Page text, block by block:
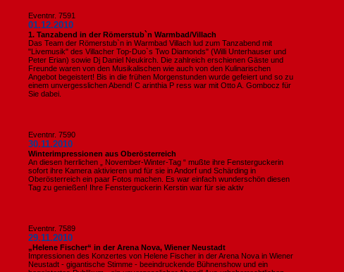
Eventnr. 7591
01.12.2010
1. Tanzabend in der Römerstub`n Warmbad/Villach
Das Team der Römerstub`n in Warmbad Villach lud zum Tanzabend mit
"Livemusik" des Villacher Top-Duo`s Two Diamonds" (Willi Unterhauser und
Peter Erian) sowie Dj Daniel Neukirch. Die zahlreich erschienen Gäste und
Freunde waren von den Musikalischen wie auch von den Kulinarischen
Angebot begeistert! Bis in die frühen Morgenstunden wurde gefeiert und so zu
einem unvergesslichen Abend! C arinthia P ress war mit Otto A. Gombocz für
Sie dabei.
Eventnr. 7590
30.11.2010
Winterimpressionen aus Oberösterreich
An diesen herrlichen „ November-Winter-Tag “ mußte ihre Fensterguckerin
sofort ihre Kamera aktivieren und für sie in Andorf und Schärding in
Oberösterreich ein paar Fotos machen. Es war einfach wunderschön diesen
Tag zu genießen! Ihre Fensterguckerin Kerstin war für sie aktiv
Eventnr. 7589
29.11.2010
„Helene Fischer“ in der Arena Nova, Wiener Neustadt
Impressionen des Konzertes von Helene Fischer in der Arena Nova in Wiener
Neustadt - gigantische Stimme - beeindruckende Bühnenshow und ein